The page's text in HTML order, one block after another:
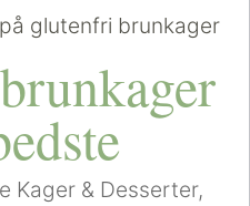
Kager & Desserter,